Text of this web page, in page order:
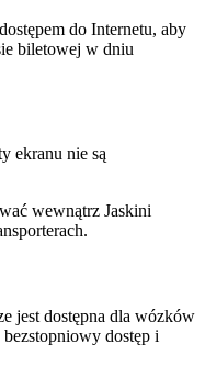
do Internetu, aby
biletowej w dniu
ekranu nie są
wewnątrz Jaskini
jest dostępna dla wózków
dostęp i